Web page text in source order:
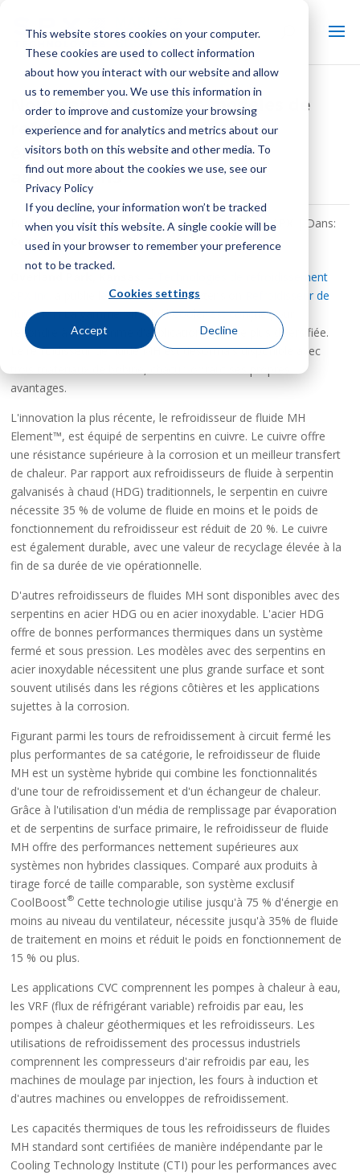
This website stores cookies on your computer.
These cookies are used to collect information
about how you interact with our website and allow
us to remember you. We use this information in
order to improve and customize your browsing
experience and for analytics and metrics about our
visitors both on this website and other media. To
find out more about the cookies we use, see our
Privacy Policy
If you decline, your information won’t be tracked
when you visit this website. A single cookie will be
used in your browser to remember your preference
not to be tracked.
Cookies settings
Accept Decline
Nouveau Marley®Les modèles de
refroidisseurs de fluides MH
élargissent la flexibilité des
applications
Par:Personnel technique de refroidissement SPX
| Dans:
Centre de nouvelles Keep It Cool
Technologies de refroidissement
a publié les détails de son extension
Refroidisseur de
fluide MHLa gamme MH Fluid Cooler est conçue pour
répondre à une gamme d'applications encore plus diversifiée.
Le refroidisseur de fluide MH est désormais disponible avec
avantages.
L'innovation la plus récente, le refroidisseur de fluide MH
Element™, est équipé de serpentins en cuivre. Le cuivre offre
une résistance supérieure à la corrosion et un meilleur transfert
de chaleur. Par rapport aux refroidisseurs de fluide à serpentin
galvanisés à chaud (HDG) traditionnels, le serpentin en cuivre
nécessite 35 % de volume de fluide en moins et le poids de
fonctionnement du refroidisseur est réduit de 20 %. Le cuivre
est également durable, avec une valeur de recyclage élevée à la
fin de sa durée de vie opérationnelle.
D'autres refroidisseurs de fluides MH sont disponibles avec des
serpentins en acier HDG ou en acier inoxydable. L'acier HDG
offre de bonnes performances thermiques dans un système
fermé et sous pression. Les modèles avec des serpentins en
acier inoxydable nécessitent une plus grande surface et sont
souvent utilisés dans les régions côtières et les applications
sujettes à la corrosion.
Figurant parmi les tours de refroidissement à circuit fermé les
plus performantes de sa catégorie, le refroidisseur de fluide
MH est un système hybride qui combine les fonctionnalités
d'une tour de refroidissement et d'un échangeur de chaleur.
Grâce à l'utilisation d'un média de remplissage par évaporation
et de serpentins de surface primaire, le refroidisseur de fluide
MH offre des performances nettement supérieures aux
systèmes non hybrides classiques. Comparé aux produits à
tirage forcé de taille comparable, son système exclusif
CoolBoost®Cette technologie utilise jusqu'à 75 % d'énergie en
moins au niveau du ventilateur, nécessite jusqu'à 35% de fluide
de traitement en moins et réduit le poids en fonctionnement de
15 % ou plus.
Les applications CVC comprennent les pompes à chaleur à eau,
les VRF (flux de réfrigérant variable) refroidis par eau, les
pompes à chaleur géothermiques et les refroidisseurs. Les
utilisations de refroidissement des processus industriels
comprennent les compresseurs d'air refroidis par eau, les
machines de moulage par injection, les fours à induction et
d'autres machines ou enveloppes de refroidissement.
Les capacités thermiques de tous les refroidisseurs de fluides
MH standard sont certifiées de manière indépendante par le
Cooling Technology Institute (CTI) pour les performances avec